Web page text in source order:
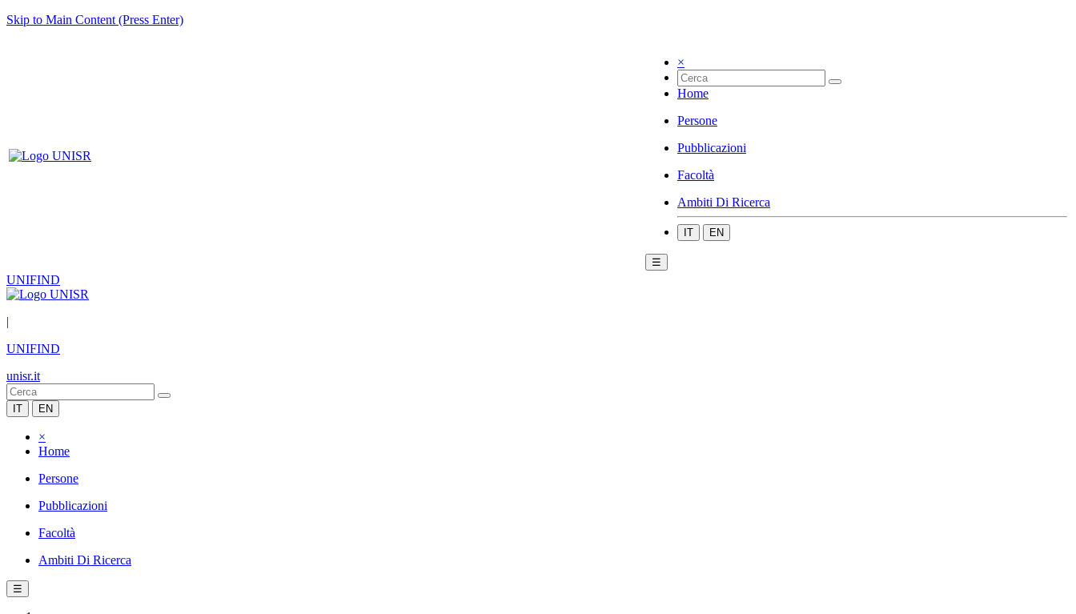
Skip to Main Content (Press Enter)
×
Home
Persone
Pubblicazioni
Facoltà
Ambiti Di Ricerca
IT EN
☰
UNIFIND
|
UNIFIND
unisr.it
IT EN
×
Home
Persone
Pubblicazioni
Facoltà
Ambiti Di Ricerca
☰